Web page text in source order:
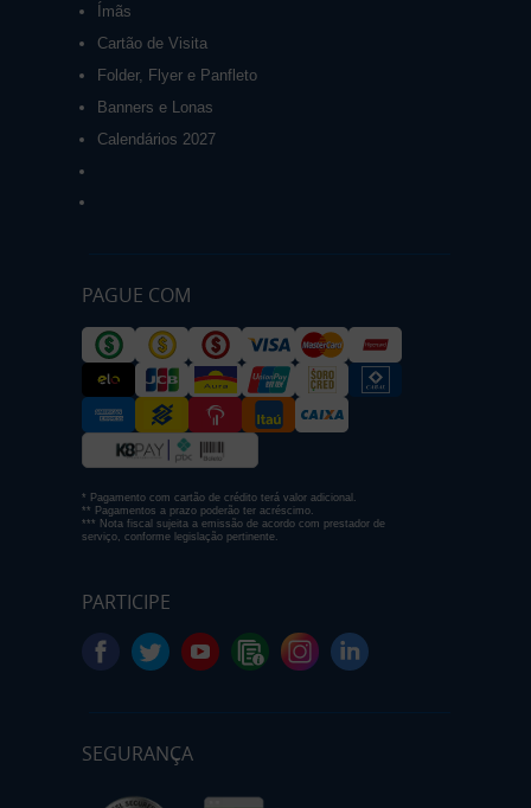
Ímãs
Cartão de Visita
Folder, Flyer e Panfleto
Banners e Lonas
Calendários 2027
PAGUE COM
* Pagamento com cartão de crédito terá valor adicional.
** Pagamentos a prazo poderão ter acréscimo.
*** Nota fiscal sujeita a emissão de acordo com prestador de
serviço, conforme legislação pertinente.
PARTICIPE
SEGURANÇA